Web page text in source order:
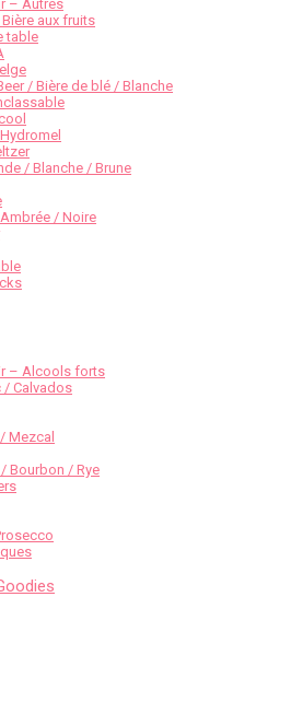
– Autres
aux fruits
table
/ Bière de blé / Blanche
/ Blanche / Brune
/ Noire
– Alcools forts
/ Calvados
Mezcal
Bourbon / Rye